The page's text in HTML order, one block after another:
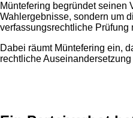
Müntefering begründet seinen
Wahlergebnisse, sondern um
verfassungsrechtliche Prüfung
Dabei räumt Müntefering ein,
rechtliche